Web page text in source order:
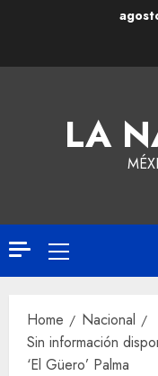
LA
Home
Nacional
Sin información
‘El Güero’ Palma